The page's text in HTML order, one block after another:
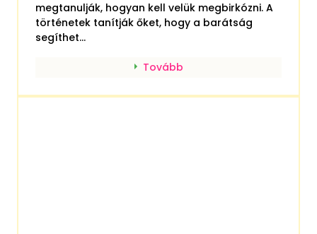
hogy a kicsik megértsék a nehézségeket,
amelyekkel az életben találkozhatnak, és
megtanulják, hogyan kell velük megbirkózni. A
Tovább